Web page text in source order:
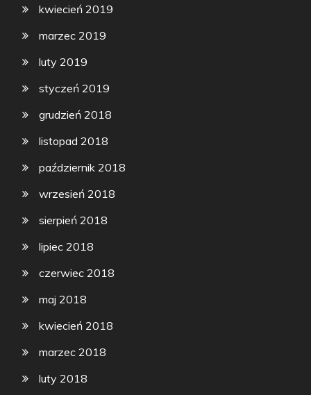
kwiecień 2019
marzec 2019
luty 2019
styczeń 2019
grudzień 2018
listopad 2018
październik 2018
wrzesień 2018
sierpień 2018
lipiec 2018
czerwiec 2018
maj 2018
kwiecień 2018
marzec 2018
luty 2018